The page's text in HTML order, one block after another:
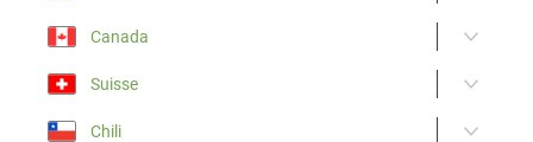
Canada
Suisse
Chili